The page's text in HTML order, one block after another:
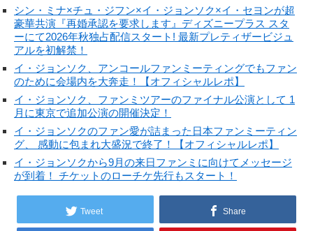
シン・ミナ×チュ・ジフン×イ・ジョンソク×イ・セヨンが超
豪華共演『再婚承認を要求します』ディズニープラス スタ
ーにて2026年秋独占配信スタート! 最新プレティザービジュ
アルを初解禁！
イ・ジョンソク、アンコールファンミーティングでもファン
のために会場内を大奔走！【オフィシャルレポ】
イ・ジョンソク、ファンミツアーのファイナル公演として 1
月に東京で追加公演の開催決定！
イ・ジョンソクのファン愛が詰まった日本ファンミーティン
グ、 感動に包まれ大盛況で終了！【オフィシャルレポ】
イ・ジョンソクから9月の来日ファンミに向けてメッセージ
が到着！ チケットのローチケ先行もスタート！
Tweet Share